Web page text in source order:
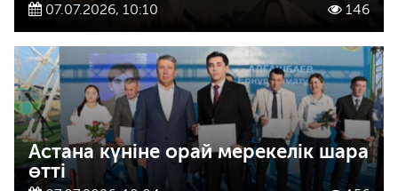
07.07.2026, 10:10 146
Астана күніне орай мерекелік шара
өтті